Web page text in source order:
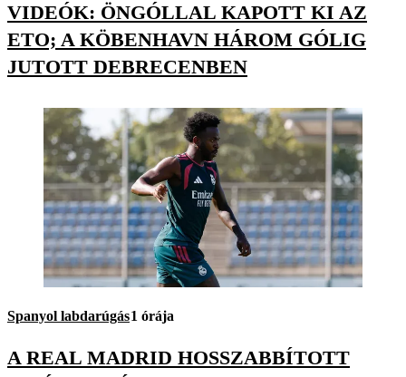
VIDEÓK: ÖNGÓLLAL KAPOTT KI AZ
ETO; A KÖBENHAVN HÁROM GÓLIG
JUTOTT DEBRECENBEN
Spanyol labdarúgás1 órája
A REAL MADRID HOSSZABBÍTOTT